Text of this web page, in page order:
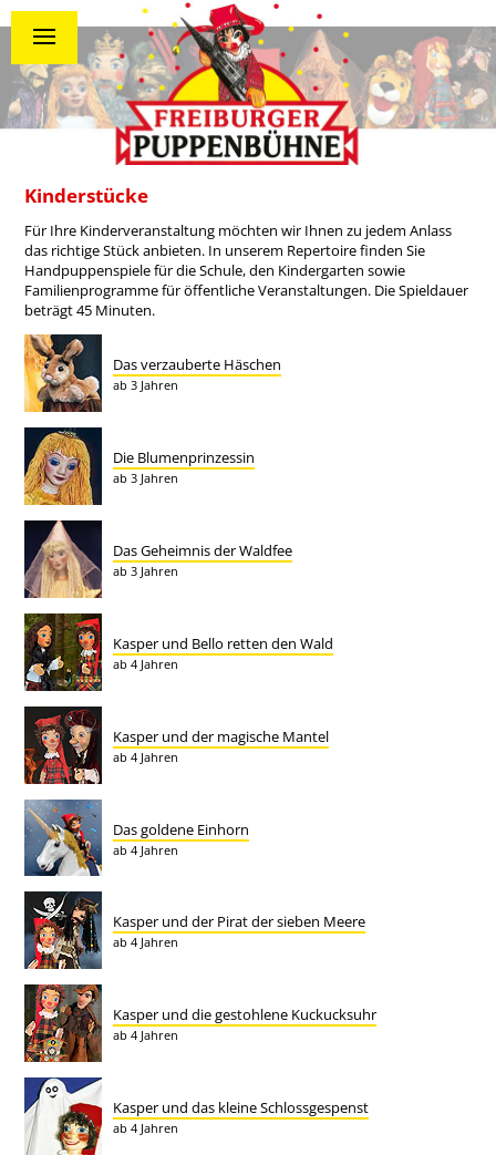
Kinderstücke
Für Ihre Kinderveranstaltung möchten wir Ihnen zu jedem Anlass
das richtige Stück anbieten. In unserem Repertoire finden Sie
Handpuppenspiele für die Schule, den Kindergarten sowie
Familienprogramme für öffentliche Veranstaltungen. Die Spieldauer
beträgt 45 Minuten.
Das verzauberte Häschen
ab 3 Jahren
Die Blumenprinzessin
ab 3 Jahren
Das Geheimnis der Waldfee
ab 3 Jahren
Kasper und Bello retten den Wald
ab 4 Jahren
Kasper und der magische Mantel
ab 4 Jahren
Das goldene Einhorn
ab 4 Jahren
Kasper und der Pirat der sieben Meere
ab 4 Jahren
Kasper und die gestohlene Kuckucksuhr
ab 4 Jahren
Kasper und das kleine Schlossgespenst
ab 4 Jahren